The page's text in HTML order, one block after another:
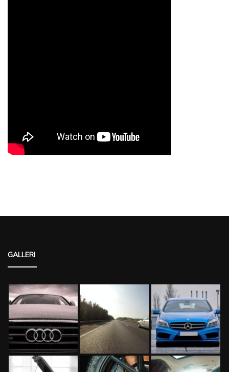
GALLERI